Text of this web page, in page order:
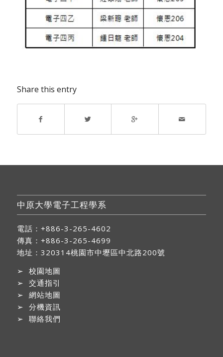
Share this entry
中原大學電子工程學系
電話：+886-3-265-4602
傳真：+886-3-265-4699
地址： 320314桃園市中壢區中北路200號
➢ 校園地圖
➢ 交通指引
➢ 網站地圖
➢ 分機資訊
➢ 聯絡我們